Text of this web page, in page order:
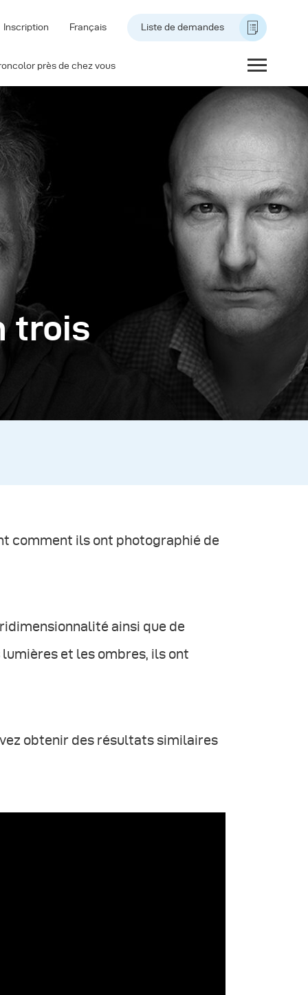
Inscription Français Liste de demandes
près de chez vous
trois
comment ils ont photographié de
ainsi que de
et les ombres, ils ont
obtenir des résultats similaires